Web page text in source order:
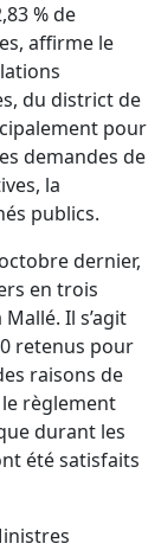
% de
affirme le
du district de
pour
demandes de
la
publics.
dernier,
en trois
Il s’agit
retenus pour
raisons de
règlement
durant les
été satisfaits